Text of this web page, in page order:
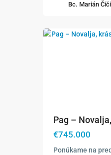
Bc. Marián
Pag –
€745.000
Ponúkame na